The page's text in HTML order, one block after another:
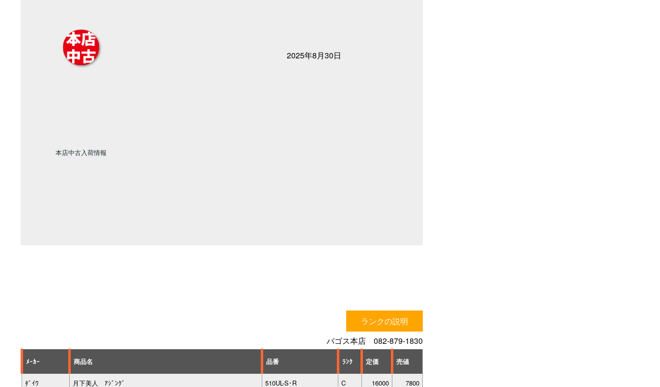
本店中古入荷情報
2025年8月30日
ランクの説明
パゴス本店 082-879-1830
ﾒｰｶｰ 商品名 品番 ﾗﾝｸ 定価 売値
ﾀﾞｲﾜ 月下美人 ｱｼﾞﾝｸﾞ 510UL-S･R C 16000 7800